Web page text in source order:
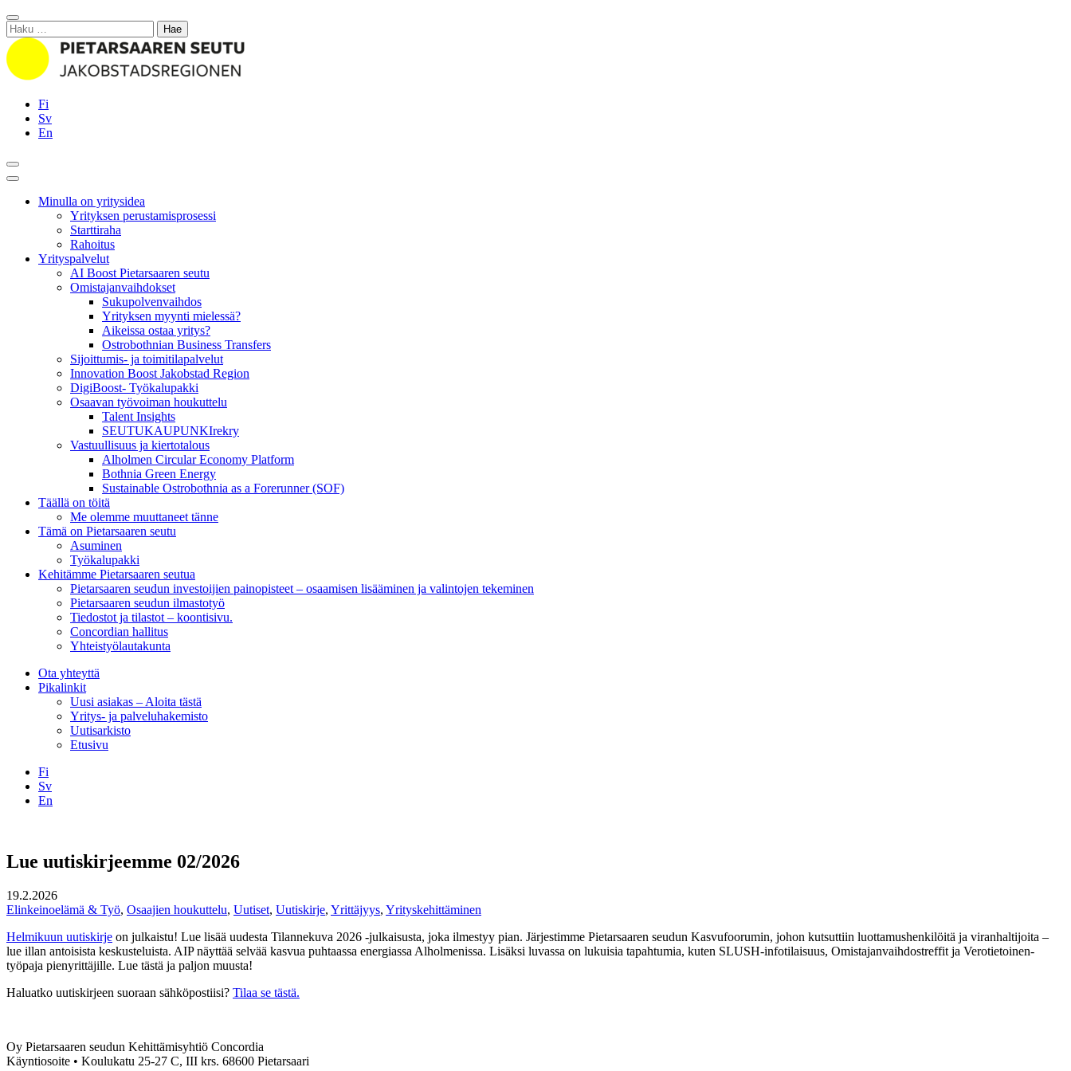
Siirry
sisältöön
Sulje
Haku:
Fi
Sv
En
Hae
Päävalikko
Minulla on yritysidea
Yrityksen perustamisprosessi
Starttiraha
Rahoitus
Yrityspalvelut
AI Boost Pietarsaaren seutu
Omistajanvaihdokset
Sukupolvenvaihdos
Yrityksen myynti mielessä?
Aikeissa ostaa yritys?
Ostrobothnian Business Transfers
Sijoittumis- ja toimitilapalvelut
Innovation Boost Jakobstad Region
DigiBoost- Työkalupakki
Osaavan työvoiman houkuttelu
Talent Insights
SEUTUKAUPUNKIrekry
Vastuullisuus ja kiertotalous
Alholmen Circular Economy Platform
Bothnia Green Energy
Sustainable Ostrobothnia as a Forerunner (SOF)
Täällä on töitä
Me olemme muuttaneet tänne
Tämä on Pietarsaaren seutu
Asuminen
Työkalupakki
Kehitämme Pietarsaaren seutua
Pietarsaaren seudun investoijien painopisteet – osaamisen lisääminen ja valintojen tekeminen
Pietarsaaren seudun ilmastotyö
Tiedostot ja tilastot – koontisivu.
Concordian hallitus
Yhteistyölautakunta
Ota yhteyttä
Pikalinkit
Uusi asiakas – Aloita tästä
Yritys- ja palveluhakemisto
Uutisarkisto
Etusivu
Fi
Sv
En
Lue uutiskirjeemme 02/2026
19.2.2026
Elinkeinoelämä & Työ, Osaajien houkuttelu, Uutiset, Uutiskirje, Yrittäjyys, Yrityskehittäminen
Helmikuun uutiskirje on julkaistu! Lue lisää uudesta Tilannekuva 2026 -julkaisusta, joka ilmestyy pian. Järjestimme Pietarsaaren seudun Kasvufoorumin, johon kutsuttiin luottamushenkilöitä ja viranhaltijoita –
lue illan antoisista keskusteluista. AIP näyttää selvää kasvua puhtaassa energiassa Alholmenissa. Lisäksi luvassa on lukuisia tapahtumia, kuten SLUSH-infotilaisuus, Omistajanvaihdostreffit ja Verotietoinen-
työpaja pienyrittäjille. Lue tästä ja paljon muusta!
Haluatko uutiskirjeen suoraan sähköpostiisi? Tilaa se tästä.
Oy Pietarsaaren seudun Kehittämisyhtiö Concordia
Käyntiosoite • Koulukatu 25-27 C, III krs. 68600 Pietarsaari